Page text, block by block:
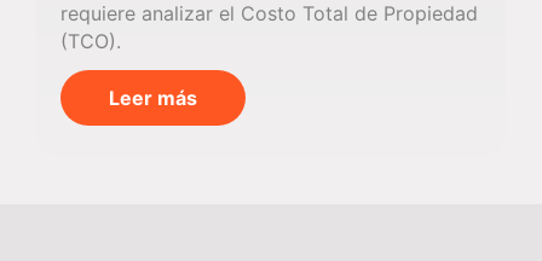
requiere analizar el Costo Total de Propiedad
(TCO).
Leer más